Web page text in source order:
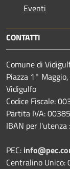
Eventi
CONTATTI
Comune di
Piazza 1°
Vidigulfo
Codice Fiscale:
Partita IVA:
IBAN per
PEC:
Centralino